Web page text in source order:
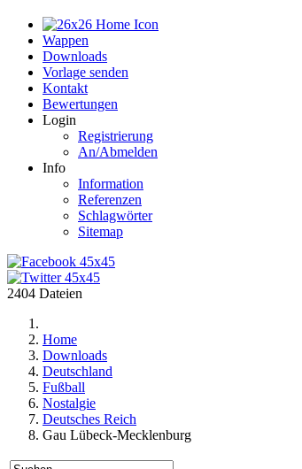
Wappen
Downloads
Vorlage senden
Kontakt
Bewertungen
Login
Registrierung
An/Abmelden
Info
Information
Referenzen
Schlagwörter
Sitemap
2404 Dateien
Home
Downloads
Deutschland
Fußball
Nostalgie
Deutsches Reich
Gau Lübeck-Mecklenburg